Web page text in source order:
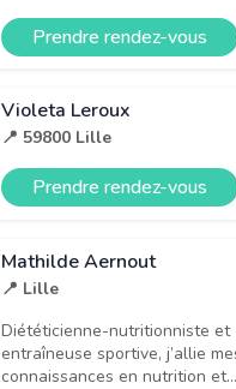
Prendre rendez-vous
Violeta Leroux
📍 59800 Lille
Prendre rendez-vous
Mathilde Aernout
📍 Lille
Diététicienne-nutritionniste et
entraîneuse sportive, j’allie
connaissances en nutrition et...